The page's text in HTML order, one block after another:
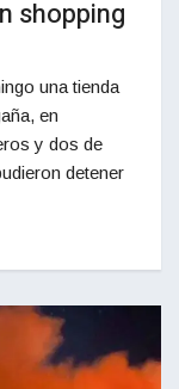
shopping
una tienda
en
y dos de
detener